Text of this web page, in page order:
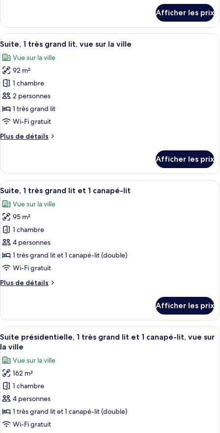
grand
lit
Suite,
très
lit
Afficher les prix
Afficher
toutes
les
photos
pour
ce
type
de
chambre :
Suite,
grand
lit,
vue
sur
la
ville
Une chambre d’hôtel moderne
10
Suite, 1 très grand lit, vue sur la ville
Vue sur la ville
92 m²
1 chambre
2 personnes
1 très grand lit
Wi-Fi gratuit
Plus de détails
Plus
Suite,
très
lit,
vue
sur
la
ville
Afficher les prix
Afficher
toutes
les
photos
pour
ce
type
de
chambre :
Suite,
grand
lit
et
1
canapé-
lit
Une chambre d’hôtel moderne
14
Suite, 1 très grand lit et 1 canapé-lit
Vue sur la ville
95 m²
1 chambre
4 personnes
1 très grand lit et 1 canapé-lit (double)
Wi-Fi gratuit
Plus de détails
Plus
Suite,
très
grand
et
canapé-
lit
Afficher les prix
Afficher
toutes
les
photos
pour
ce
type
de
chambre :
Une chambre d’hôtel moderne
12
Suite présidentielle, 1 très grand lit et 1 canapé-lit, vue sur
la ville
Vue sur la ville
162 m²
1 chambre
4 personnes
1 très grand lit et 1 canapé-lit (double)
Wi-Fi gratuit